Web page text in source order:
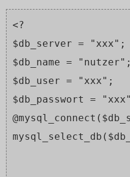
<?
$db_server = "xxx";
$db_name = "nutzer";
$db_user = "xxx";
$db_passwort =